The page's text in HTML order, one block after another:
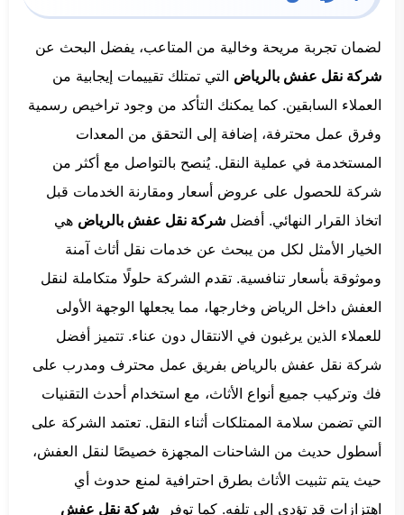
لضمان تجربة مريحة وخالية من المتاعب، يفضل البحث عن
شركة نقل عفش بالرياض التي تمتلك تقييمات إيجابية من
العملاء السابقين. كما يمكنك التأكد من وجود تراخيص رسمية
وفرق عمل محترفة، إضافة إلى التحقق من المعدات
المستخدمة في عملية النقل. يُنصح بالتواصل مع أكثر من
شركة للحصول على عروض أسعار ومقارنة الخدمات قبل
اتخاذ القرار النهائي. أفضل شركة نقل عفش بالرياض هي
الخيار الأمثل لكل من يبحث عن خدمات نقل أثاث آمنة
وموثوقة بأسعار تنافسية. تقدم الشركة حلولًا متكاملة لنقل
العفش داخل الرياض وخارجها، مما يجعلها الوجهة الأولى
للعملاء الذين يرغبون في الانتقال دون عناء. تتميز أفضل
شركة نقل عفش بالرياض بفريق عمل محترف ومدرب على
فك وتركيب جميع أنواع الأثاث، مع استخدام أحدث التقنيات
التي تضمن سلامة الممتلكات أثناء النقل. تعتمد الشركة على
أسطول حديث من الشاحنات المجهزة خصيصًا لنقل العفش،
حيث يتم تثبيت الأثاث بطرق احترافية لمنع حدوث أي
اهتزازات قد تؤدي إلى تلفه. كما توفر
شركة نقل عفش